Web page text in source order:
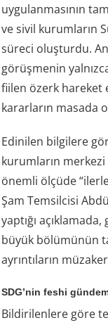
uygulanmasının
ve sivil kurumların
süreci oluşturdu.
görüşmenin
fiilen özerk hareket
kararların masada
Edinilen bilgilere
kurumların
önemli ölçüde
Şam Temsilcisi
yaptığı
büyük bölümünün
ayrıntıların
SDG’nin feshi
Bildirilenlere göre